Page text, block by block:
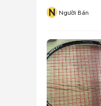
N Người Bán